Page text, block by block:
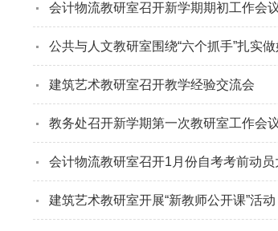
会计物流教研室召开新学期期初工作会
公共与人文教研室围绕“六个抓手”扎实
建筑艺术教研室召开教学经验交流会
教务处召开新学期第一次教研室工作会
会计物流教研室召开1月份自考考前动员
建筑艺术教研室开展“新教师公开课”活动